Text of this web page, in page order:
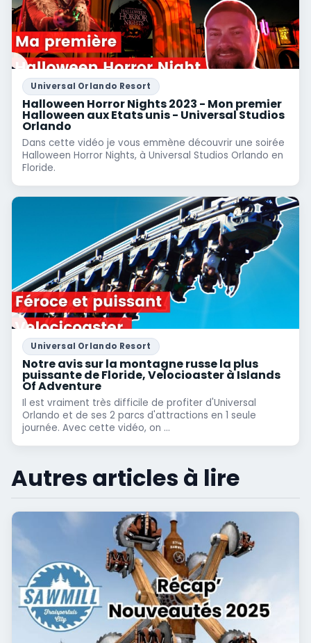
Universal Orlando Resort
Halloween Horror Nights 2023 - Mon premier
Halloween aux Etats unis - Universal Studios
Orlando
Dans cette vidéo je vous emmène découvrir une soirée
Halloween Horror Nights, à Universal Studios Orlando en
Floride.
Universal Orlando Resort
Notre avis sur la montagne russe la plus
puissante de Floride, Velocioaster à Islands
Of Adventure
Il est vraiment très difficile de profiter d'Universal
Orlando et de ses 2 parcs d'attractions en 1 seule
journée. Avec cette vidéo, on ...
Autres articles à lire